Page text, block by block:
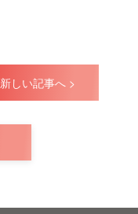
新しい記事へ >